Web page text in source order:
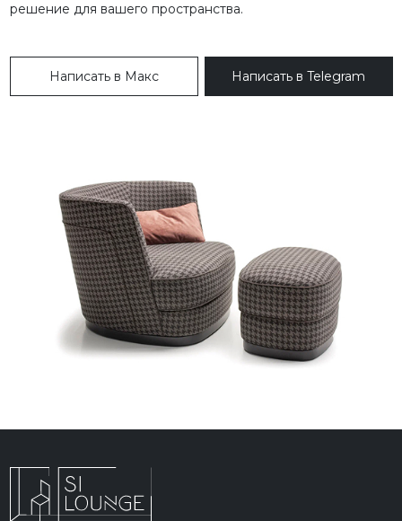
решение для вашего пространства.
Написать в Макс Написать в Telegram